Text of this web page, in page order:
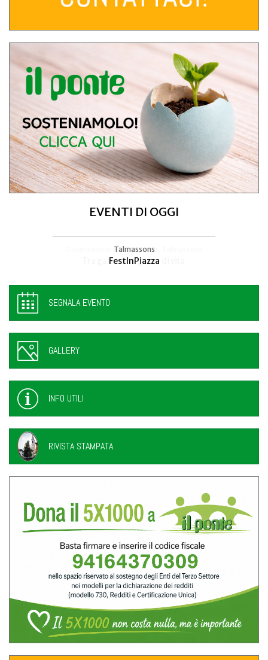
EVENTI DI OGGI
Talmassons
FestInPiazza
Osservatorio Astronomico, Talmassons
Tra galassie e gocce di vita
SEGNALA EVENTO
GALLERY
INFO UTILI
RIVISTA STAMPATA